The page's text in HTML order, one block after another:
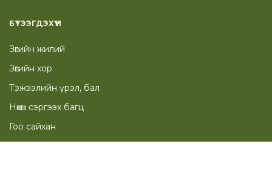
БҮТЭЭГДЭХҮҮН
Зөгийн жилий
Зөгийн хор
Тэжээлийн үрэл, бал
Нөхөн сэргээх багц
Гоо сайхан